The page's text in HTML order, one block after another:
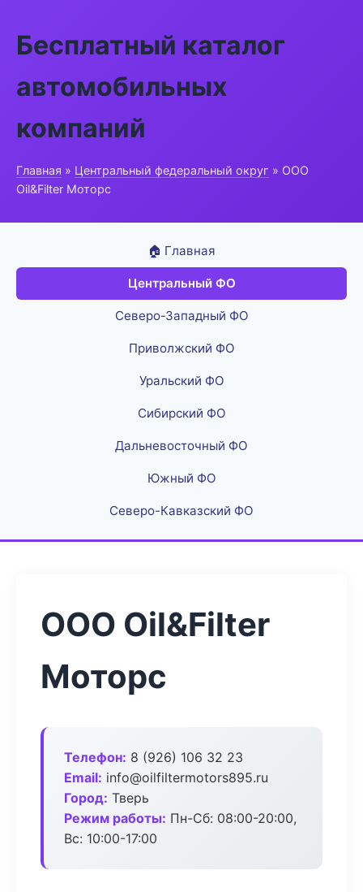
Бесплатный каталог
автомобильных
компаний
Главная » Центральный федеральный округ » ООО
Oil&Filter Моторс
🏠 Главная
Центральный ФО
Северо-Западный ФО
Приволжский ФО
Уральский ФО
Сибирский ФО
Дальневосточный ФО
Южный ФО
Северо-Кавказский ФО
ООО Oil&Filter
Моторс
Телефон: 8 (926) 106 32 23
Email: info@oilfiltermotors895.ru
Город: Тверь
Режим работы: Пн-Сб: 08:00-20:00,
Вс: 10:00-17:00